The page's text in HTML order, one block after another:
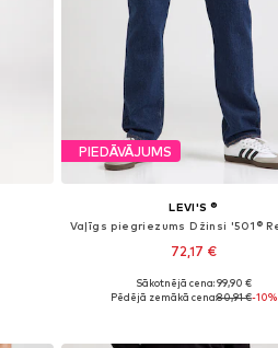
PIEDĀVĀJUMS
LEVI'S ®
72,17 €
Pieejams daudzos izmēros
Sākotnējā cena: 99,90 €
Pēdējā zemākā cena:80,91 €-10%